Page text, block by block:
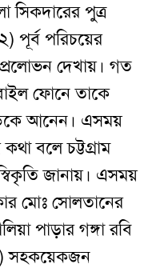
সিকদারের পুত্র
পূর্ব পরিচয়ের
দেখায়। গত
ফোনে তাকে
আনেন। এসময়
বলে চট্টগ্রাম
জানায়। এসময়
মোঃ সোলতানের
পাড়ার গঙ্গা রবি
সহকয়েকজন